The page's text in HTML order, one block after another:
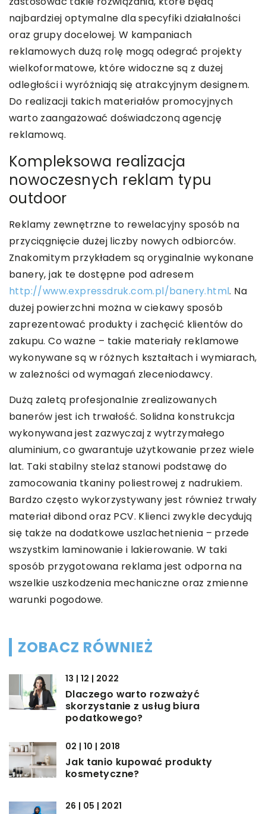
najbardziej optymalne dla specyfiki działalności
oraz grupy docelowej. W kampaniach
reklamowych dużą rolę mogą odegrać projekty
wielkoformatowe, które widoczne są z dużej
odległości i wyróżniają się atrakcyjnym designem.
Do realizacji takich materiałów promocyjnych
warto zaangażować doświadczoną agencję
reklamową.
Kompleksowa realizacja
nowoczesnych reklam typu
outdoor
Reklamy zewnętrzne to rewelacyjny sposób na
przyciągnięcie dużej liczby nowych odbiorców.
Znakomitym przykładem są oryginalnie wykonane
banery, jak te dostępne pod adresem
http://www.expressdruk.com.pl/banery.html. Na
dużej powierzchni można w ciekawy sposób
zaprezentować produkty i zachęcić klientów do
zakupu. Co ważne – takie materiały reklamowe
wykonywane są w różnych kształtach i wymiarach,
w zależności od wymagań zleceniodawcy.
Dużą zaletą profesjonalnie zrealizowanych
banerów jest ich trwałość. Solidna konstrukcja
wykonywana jest zazwyczaj z wytrzymałego
aluminium, co gwarantuje użytkowanie przez wiele
lat. Taki stabilny stelaż stanowi podstawę do
zamocowania tkaniny poliestrowej z nadrukiem.
Bardzo często wykorzystywany jest również trwały
materiał dibond oraz PCV. Klienci zwykle decydują
się także na dodatkowe uszlachetnienia – przede
wszystkim laminowanie i lakierowanie. W taki
sposób przygotowana reklama jest odporna na
wszelkie uszkodzenia mechaniczne oraz zmienne
warunki pogodowe.
ZOBACZ RÓWNIEŻ
13 | 12 | 2022
Dlaczego warto rozważyć
skorzystanie z usług biura
podatkowego?
02 | 10 | 2018
Jak tanio kupować produkty
kosmetyczne?
26 | 05 | 2021